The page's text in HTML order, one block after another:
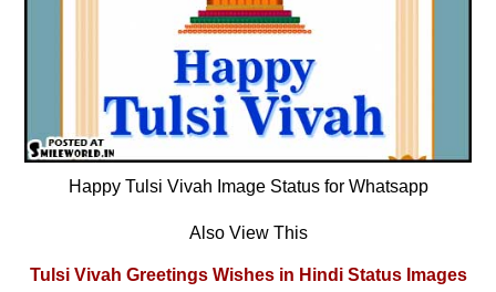
Happy Tulsi Vivah Image Status for Whatsapp
Also View This
Tulsi Vivah Greetings Wishes in Hindi Status Images